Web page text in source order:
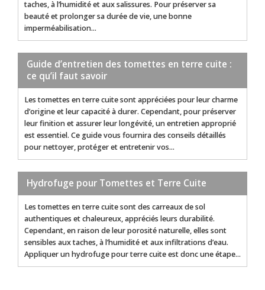
taches, à l’humidité et aux salissures. Pour préserver sa
beauté et prolonger sa durée de vie, une bonne
imperméabilisation...
Guide d’entretien des tomettes en terre cuite :
ce qu’il faut savoir
Les tomettes en terre cuite sont appréciées pour leur charme
d’origine et leur capacité à durer. Cependant, pour préserver
leur finition et assurer leur longévité, un entretien approprié
est essentiel. Ce guide vous fournira des conseils détaillés
pour nettoyer, protéger et entretenir vos...
Hydrofuge pour Tomettes et Terre Cuite
Les tomettes en terre cuite sont des carreaux de sol
authentiques et chaleureux, appréciés leurs durabilité.
Cependant, en raison de leur porosité naturelle, elles sont
sensibles aux taches, à l’humidité et aux infiltrations d’eau.
Appliquer un hydrofuge pour terre cuite est donc une étape...